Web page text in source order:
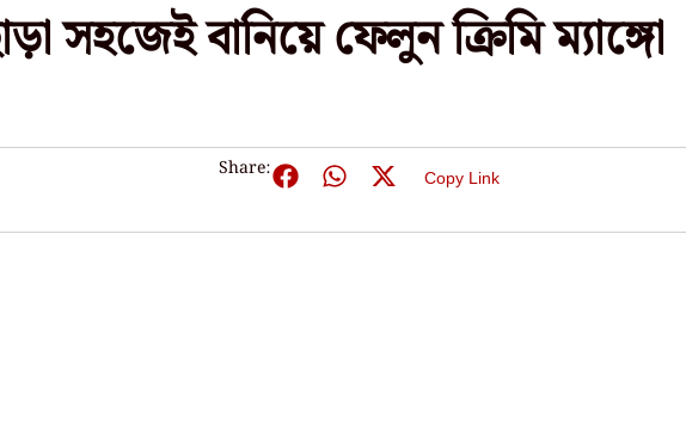
সহজেই বানিয়ে ফেলুন ক্রিমি ম্যাঙ্গো
Share: Copy Link